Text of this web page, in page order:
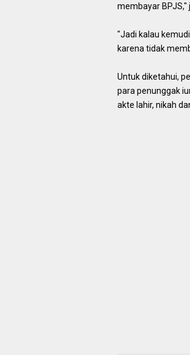
membayar BPJS,"
"Jadi kalau
karena tidak
Untuk diketahui,
para penunggak
akte lahir, nikah